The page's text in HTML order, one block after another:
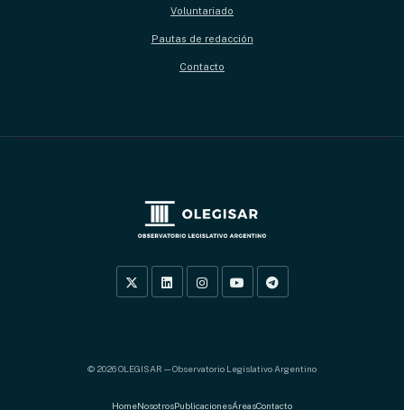
Voluntariado
Pautas de redacción
Contacto
HomeNosotrosPublicacionesÁreasContacto